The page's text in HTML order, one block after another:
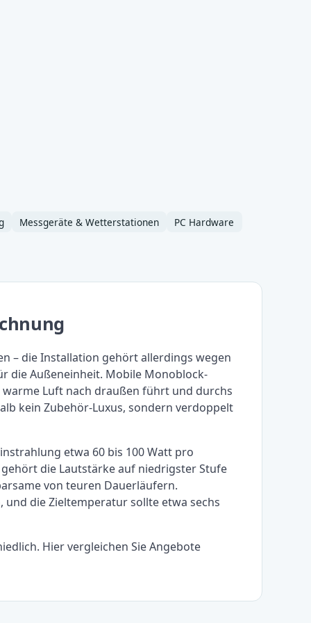
Messgeräte & Wetterstationen
PC Hardware
– die Installation gehört allerdings wegen
die Außeneinheit. Mobile Monoblock-
Luft nach draußen führt und durchs
kein Zubehör-Luxus, sondern verdoppelt
etwa 60 bis 100 Watt pro
die Lautstärke auf niedrigster Stufe
von teuren Dauerläufern.
die Zieltemperatur sollte etwa sechs
Hier vergleichen Sie Angebote